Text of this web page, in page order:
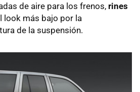
de aire para los frenos, rines
look más bajo por la
de la suspensión.